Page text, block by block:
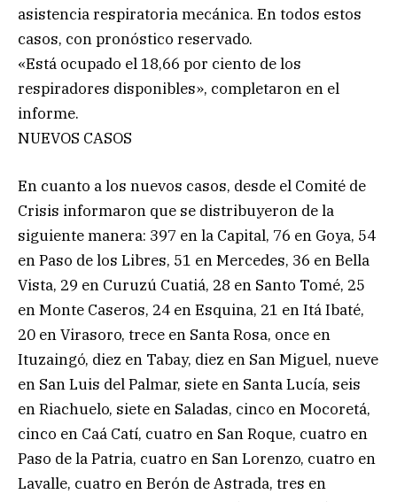
asistencia respiratoria mecánica. En todos estos
casos, con pronóstico reservado.
«Está ocupado el 18,66 por ciento de los
respiradores disponibles», completaron en el
informe.
NUEVOS CASOS
En cuanto a los nuevos casos, desde el Comité de
Crisis informaron que se distribuyeron de la
siguiente manera: 397 en la Capital, 76 en Goya, 54
en Paso de los Libres, 51 en Mercedes, 36 en Bella
Vista, 29 en Curuzú Cuatiá, 28 en Santo Tomé, 25
en Monte Caseros, 24 en Esquina, 21 en Itá Ibaté,
20 en Virasoro, trece en Santa Rosa, once en
Ituzaingó, diez en Tabay, diez en San Miguel, nueve
en San Luis del Palmar, siete en Santa Lucía, seis
en Riachuelo, siete en Saladas, cinco en Mocoretá,
cinco en Caá Catí, cuatro en San Roque, cuatro en
Paso de la Patria, cuatro en San Lorenzo, cuatro en
Lavalle, cuatro en Berón de Astrada, tres en